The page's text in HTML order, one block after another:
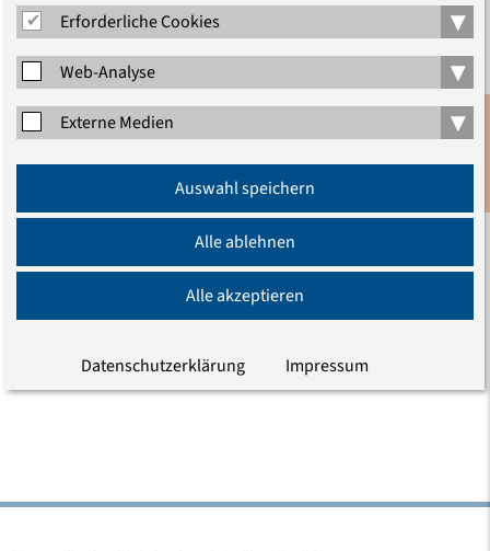
LEITUNG
Dr. Tamara Hahn
Studienleiterin Europäische Bibeldialoge
Telefon (030) 203 55 - 205
Anmeldung
Erforderliche Cookies
▾
Web-Analyse ▾
Externe Medien ▾
Auswahl speichern
Alle ablehnen
Alle akzeptieren
Datenschutzerklärung Impressum